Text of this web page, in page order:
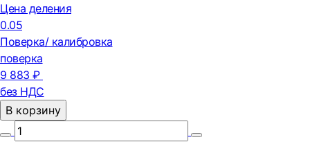
Цена деления
0.05
Поверка/ калибровка
поверка
9 883 ₽
без НДС
В корзину